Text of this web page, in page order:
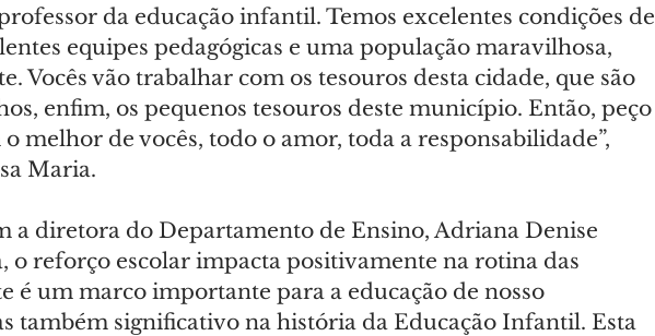
da educação infantil. Temos excelentes condições de
equipes pedagógicas e uma população maravilhosa,
Vocês vão trabalhar com os tesouros desta cidade, que são
enfim, os pequenos tesouros deste município. Então, peço
melhor de vocês, todo o amor, toda a responsabilidade”,
Maria.
a diretora do Departamento de Ensino, Adriana Denise
o reforço escolar impacta positivamente na rotina das
é um marco importante para a educação de nosso
também significativo na história da Educação Infantil. Esta